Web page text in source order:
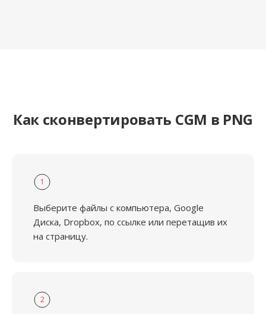
Как сконвертировать CGM в PNG
1
Выберите файлы с компьютера, Google
Диска, Dropbox, по ссылке или перетащив их
на страницу.
2